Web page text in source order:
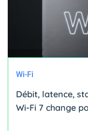
Wi-Fi
Débit, latence,
Wi-Fi 7 change